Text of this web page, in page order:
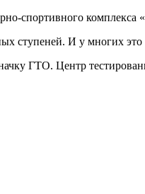
спортивного комплекса
И у многих это
ГТО. Центр